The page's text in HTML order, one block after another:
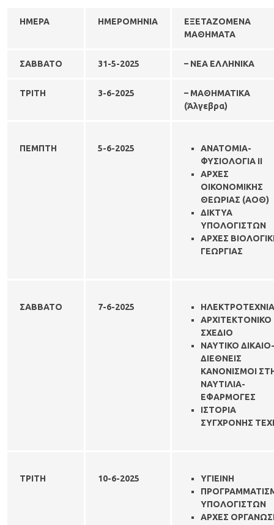
ΗΜΕΡΑ ΗΜΕΡΟΜΗΝΙΑ
ΕΞΕΤΑΖΟΜΕΝΑ
ΜΑΘΗΜΑΤΑ
ΣΑΒΒΑΤΟ 31-5-2025 – ΝΕΑ ΕΛΛΗΝΙΚΑ
ΤΡΙΤΗ 3-6-2025
– ΜΑΘΗΜΑΤΙΚΑ
(Άλγεβρα)
ΠΕΜΠΤΗ 5-6-2025
ΑΝΑΤΟΜΙΑ-
ΦΥΣΙΟΛΟΓΙΑ II
ΑΡΧΕΣ
ΟΙΚΟΝΟΜΙΚΗΣ
ΘΕΩΡΙΑΣ (ΑΟΘ)
ΔΙΚΤΥΑ
ΥΠΟΛΟΓΙΣΤΩΝ
ΑΡΧΕΣ
ΓΕΩΡΓΙΑΣ
ΣΑΒΒΑΤΟ 7-6-2025
ΑΡΧΙΤΕΚΤΟΝΙΚΟ
ΣΧΕΔΙΟ
ΝΑΥΤΙΚΟ ΔΙΚΑΙΟ-
ΔΙΕΘΝΕΙΣ
ΚΑΝΟΝΙΣΜΟΙ
ΝΑΥΤΙΛΙΑ-
ΕΦΑΡΜΟΓΕΣ
ΙΣΤΟΡΙΑ
ΣΥΓΧΡΟΝΗΣ
ΤΡΙΤΗ 10-6-2025
ΥΓΙΕΙΝΗ
ΥΠΟΛΟΓΙΣΤΩΝ
ΑΡΧΕΣ